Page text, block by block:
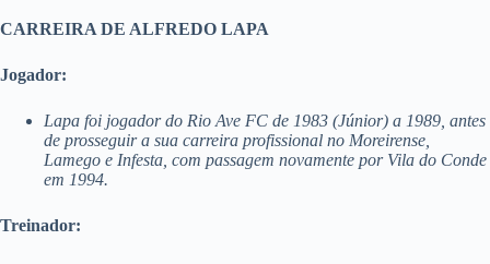
CARREIRA DE ALFREDO LAPA
Jogador:
Lapa foi jogador do Rio Ave FC de 1983 (Júnior) a 1989, antes
de prosseguir a sua carreira profissional no Moreirense,
Lamego e Infesta, com passagem novamente por Vila do Conde
em 1994.
Treinador: